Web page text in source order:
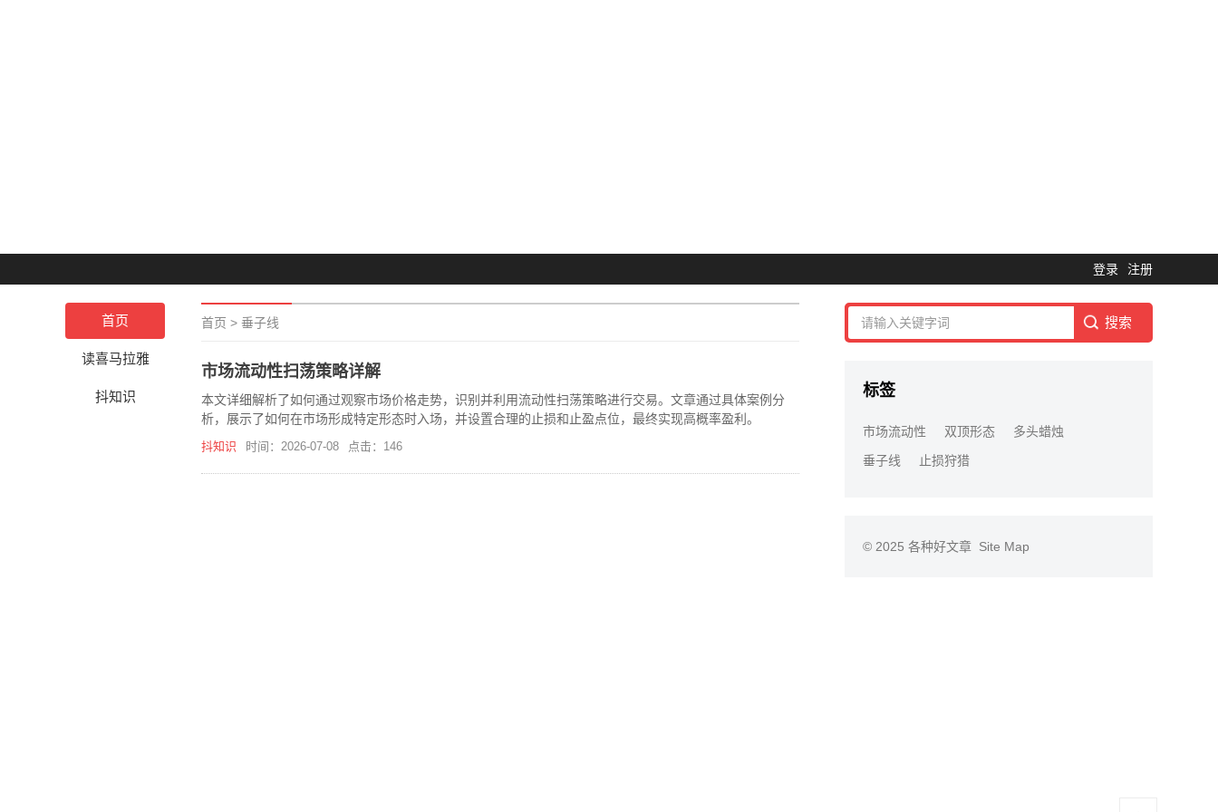
登录 注册
首页
读喜马拉雅
抖知识
首页 > 垂子线
市场流动性扫荡策略详解
本文详细解析了如何通过观察市场价格走势，识别并利用流动性扫荡策略进行交易。文章通过具体案例分
析，展示了如何在市场形成特定形态时入场，并设置合理的止损和止盈点位，最终实现高概率盈利。
抖知识 时间：2026-07-08 点击：146
标签
市场流动性 双顶形态
多头蜡烛
垂子线
止损狩猎
© 2025 各种好文章 Site Map